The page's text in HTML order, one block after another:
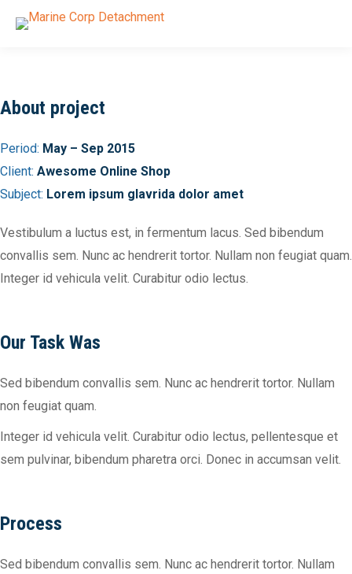
About project
Period: May – Sep 2015
Client: Awesome Online Shop
Subject: Lorem ipsum glavrida dolor amet
Vestibulum a luctus est, in fermentum lacus. Sed bibendum
convallis sem. Nunc ac hendrerit tortor. Nullam non feugiat quam.
Integer id vehicula velit. Curabitur odio lectus.
Our Task Was
Sed bibendum convallis sem. Nunc ac hendrerit tortor. Nullam
non feugiat quam.
Integer id vehicula velit. Curabitur odio lectus, pellentesque et
sem pulvinar, bibendum pharetra orci. Donec in accumsan velit.
Process
Sed bibendum convallis sem. Nunc ac hendrerit tortor. Nullam